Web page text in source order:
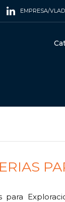
EMPRESA/VLAD
para